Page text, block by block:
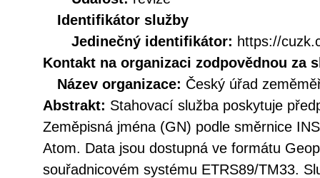
Identifikátor služby
Jedinečný identifikátor: https://
Kontakt na organizaci zodpovědnou za
Název organizace: Český úřad
Abstrakt: Stahovací služba poskytuje
Zeměpisná jména (GN) podle směrnice
Atom. Data jsou dostupná ve formátu
souřadnicovém systému ETRS89/TM33.